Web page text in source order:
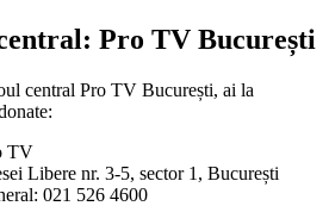
Pro TV București
central Pro TV București, ai la
TV
Libere nr. 3-5, sector 1, București
021 526 4600